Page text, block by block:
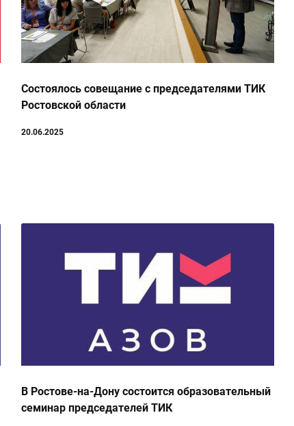
Состоялось совещание с председателями ТИК
Ростовской области
20.06.2025
В Ростове-на-Дону состоится образовательный
семинар председателей ТИК